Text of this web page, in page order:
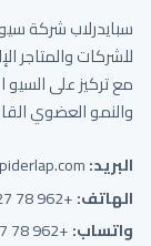
للشركات والمتاجر
مع تركيز على السيو
والنمو العضوي
البريد:
الهاتف:+962 78 627 1588
واتساب:+962 78 627 1588